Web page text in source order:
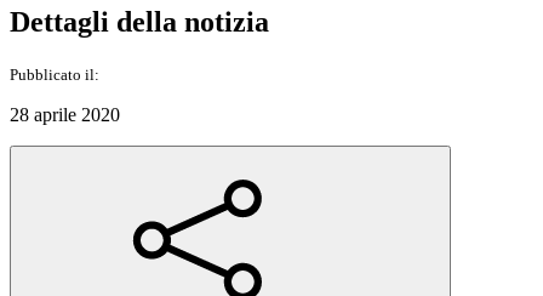
Dettagli della notizia
Pubblicato il:
28 aprile 2020